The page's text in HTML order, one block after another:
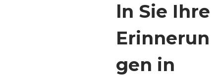
ln Sie Ihre
Erinnerun
gen in